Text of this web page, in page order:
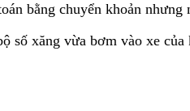
bằng chuyển khoản
số xăng vừa bơm vào xe